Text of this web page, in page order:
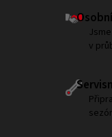
v